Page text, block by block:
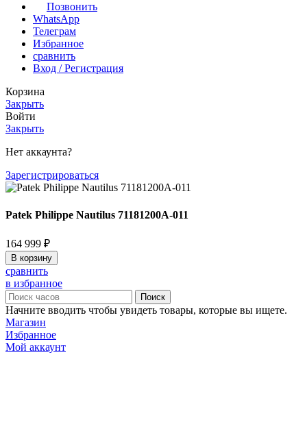
Позвонить
WhatsApp
Телеграм
Избранное
сравнить
Вход / Регистрация
Корзина
Закрыть
Войти
Закрыть
Нет аккаунта?
Зарегистрироваться
Patek Philippe Nautilus 71181200A-011
164 999 ₽
В корзину
сравнить
в избранное
Поиск
Начните вводить чтобы увидеть товары, которые вы ищете.
Магазин
Избранное
Мой аккаунт